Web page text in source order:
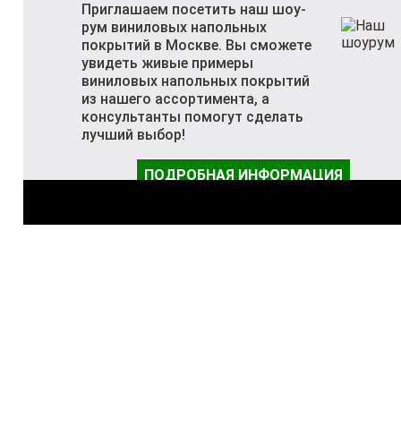
Приглашаем посетить наш шоу-
рум виниловых напольных
покрытий в Москве. Вы сможете
увидеть живые примеры
виниловых напольных покрытий
из нашего ассортимента, а
консультанты помогут сделать
лучший выбор!
ПОДРОБНАЯ ИНФОРМАЦИЯ